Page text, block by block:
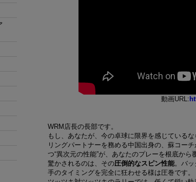
動画URL:
WRM店長の長部です。
もし、あなたが、今の卓球に限界を感じている
リングパートナーを務める中国出身の、蘇コー
つ“異次元の性能”が、あなたのプレーを根底から
驚かされるのは、その圧倒的なスピン性能。バ
手のタイミングを完全に狂わせる様は圧巻です。